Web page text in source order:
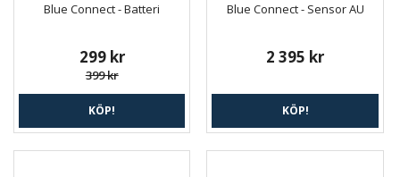
Blue Connect - Batteri
299 kr
399 kr
KÖP!
Blue Connect - Sensor AU
2 395 kr
KÖP!